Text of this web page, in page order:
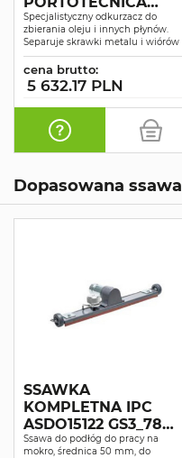
TOPPER 3/78 OIL
Specjalistyczny odkurzacz do
zbierania oleju i innych płynów.
Separuje skrawki metalu i wiórów
cena brutto:
5 632.17 PLN
Dopasowana ssawa
SSAWKA
KOMPLETNA IPC
ASDO15122 GS3_78
OIL
Ssawa do podłóg do pracy na
mokro, średnica 50 mm, do